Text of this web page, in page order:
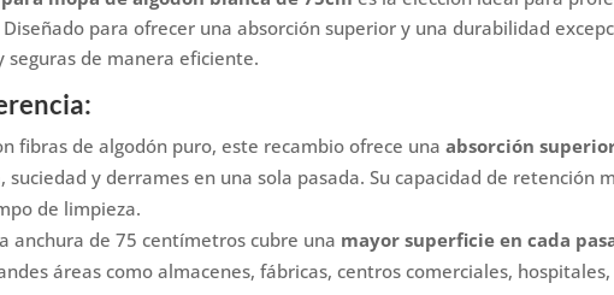
para ofrecer una absorción superior y una durabilidad
de manera eficiente.
fibras de algodón puro, este recambio ofrece unaabsorción
y derrames en una sola pasada. Su capacidad de retención
de limpieza.
anchura de 75 centímetros cubre una mayor superficie en cada
áreas como almacenes, fábricas, centros comerciales,